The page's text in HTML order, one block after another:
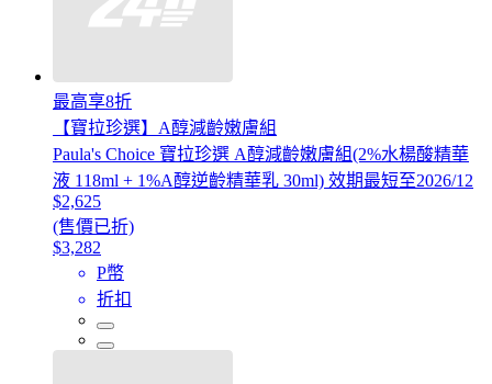
最高享8折
【寶拉珍選】A醇減齡嫩膚組
Paula's Choice 寶拉珍選 A醇減齡嫩膚組(2%水楊酸精華
液 118ml + 1%A醇逆齡精華乳 30ml) 效期最短至2026/12
$2,625
(售價已折)
$3,282
P幣
折扣